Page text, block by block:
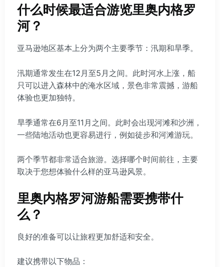
什么时候最适合游览里奥内格罗
河？
亚马逊地区基本上分为两个主要季节：汛期和旱季。
汛期通常发生在12月至5月之间。此时河水上涨，船
只可以进入森林中的淹水区域，景色非常震撼，游船
体验也更加独特。
旱季通常在6月至11月之间。此时会出现河滩和沙洲，
一些陆地活动也更容易进行，例如徒步和河滩游玩。
两个季节都非常适合旅游。选择哪个时间前往，主要
取决于您想体验什么样的亚马逊风景。
里奥内格罗河游船需要携带什
么？
良好的准备可以让旅程更加舒适和安全。
建议携带以下物品：